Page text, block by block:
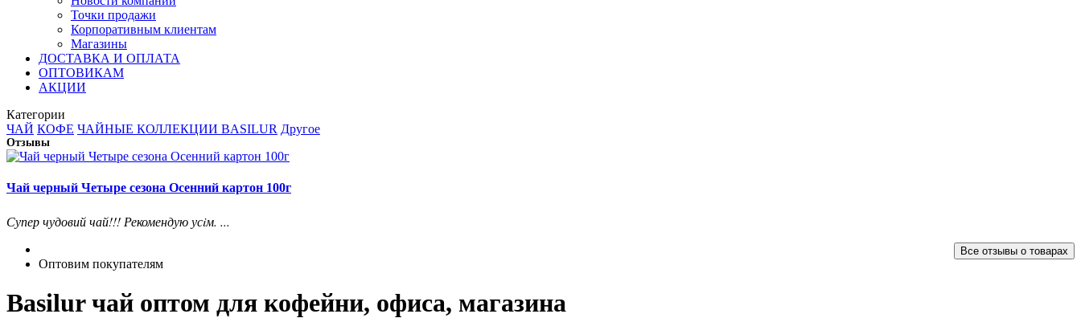
Точки продажи
Корпоративным клиентам
Магазины
ДОСТАВКА И ОПЛАТА
ОПТОВИКАМ
АКЦИИ
Категории
ЧАЙ КОФЕ ЧАЙНЫЕ КОЛЛЕКЦИИ BASILUR Другое
Отзывы
Чай черный Четыре сезона Осенний картон 100г
Супер чудовий чай!!! Рекомендую усiм. ...
Все отзывы о товарах
Оптовим покупателям
Basilur чай оптом для кофейни, офиса, магазина